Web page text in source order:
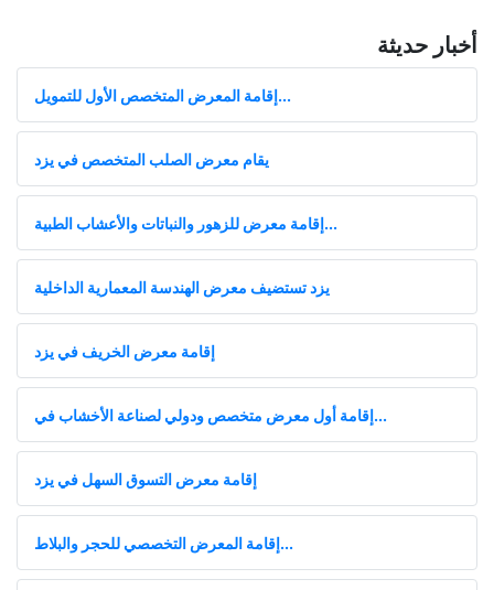
أخبار حديثة
إقامة المعرض المتخصص الأول للتمويل...
يقام معرض الصلب المتخصص في يزد
إقامة معرض للزهور والنباتات والأعشاب الطبية...
يزد تستضيف معرض الهندسة المعمارية الداخلية
إقامة معرض الخريف في يزد
إقامة أول معرض متخصص ودولي لصناعة الأخشاب في...
إقامة معرض التسوق السهل في يزد
إقامة المعرض التخصصي للحجر والبلاط...